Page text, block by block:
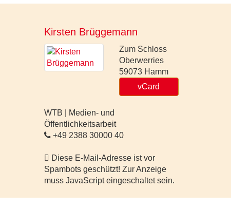
Kirsten Brüggemann
Zum Schloss
Oberwerries
59073 Hamm
vCard
WTB | Medien- und
Öffentlichkeitsarbeit
+49 2388 30000 40
Diese E-Mail-Adresse ist vor
Spambots geschützt! Zur Anzeige
muss JavaScript eingeschaltet sein.